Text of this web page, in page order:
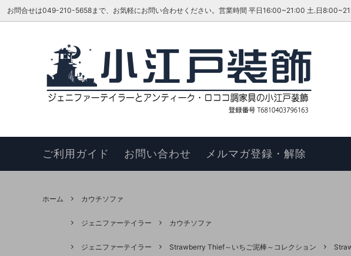
お問合せは049-210-5658まで、お気軽にお問い合わせください。営業時間 平日16:00~21:00 土.日
ベッド リビング・ダイニングセット
スツール
チェア ベンチ
TOKAI KAGU/東海家具工業 ジェニファーテイラー
ヴィヴィアン ホームスタイル
はじめての方へ お知らせ
更新履歴
このサイトについて お買い物の手順
ご利用ガイド お問い合わせ メルマガ登録・解除
ホーム カウチソファ
ジェニファーテイラー カウチソファ
ジェニファーテイラー Strawberry Thief～いちご泥棒～コレクション